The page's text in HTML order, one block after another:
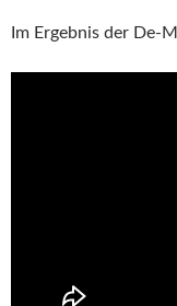
Im Ergebnis der De-